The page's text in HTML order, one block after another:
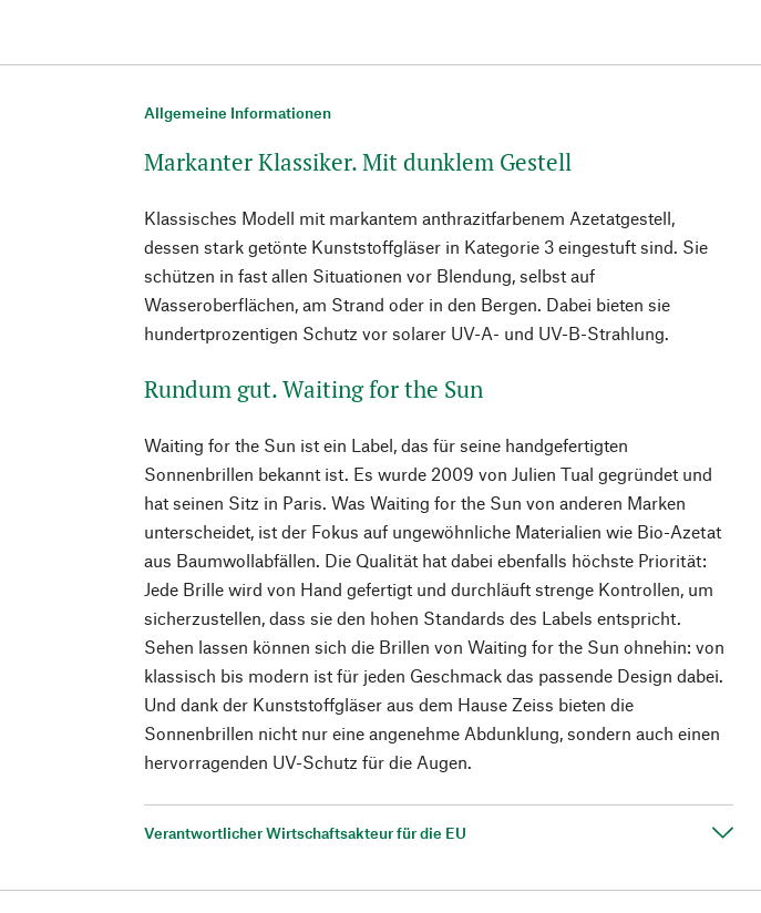
Allgemeine Informationen
Markanter Klassiker. Mit dunklem Gestell
Klassisches Modell mit markantem anthrazitfarbenem Azetatgestell,
dessen stark getönte Kunststoffgläser in Kategorie 3 eingestuft sind. Sie
schützen in fast allen Situationen vor Blendung, selbst auf
Wasseroberflächen, am Strand oder in den Bergen. Dabei bieten sie
hundertprozentigen Schutz vor solarer UV-A- und UV-B-Strahlung.
Rundum gut. Waiting for the Sun
Waiting for the Sun ist ein Label, das für seine handgefertigten
Sonnenbrillen bekannt ist. Es wurde 2009 von Julien Tual gegründet und
hat seinen Sitz in Paris. Was Waiting for the Sun von anderen Marken
unterscheidet, ist der Fokus auf ungewöhnliche Materialien wie Bio-Azetat
aus Baumwollabfällen. Die Qualität hat dabei ebenfalls höchste Priorität:
Jede Brille wird von Hand gefertigt und durchläuft strenge Kontrollen, um
sicherzustellen, dass sie den hohen Standards des Labels entspricht.
Sehen lassen können sich die Brillen von Waiting for the Sun ohnehin: von
klassisch bis modern ist für jeden Geschmack das passende Design dabei.
Und dank der Kunststoffgläser aus dem Hause Zeiss bieten die
Sonnenbrillen nicht nur eine angenehme Abdunklung, sondern auch einen
hervorragenden UV-Schutz für die Augen.
Verantwortlicher Wirtschaftsakteur für die EU